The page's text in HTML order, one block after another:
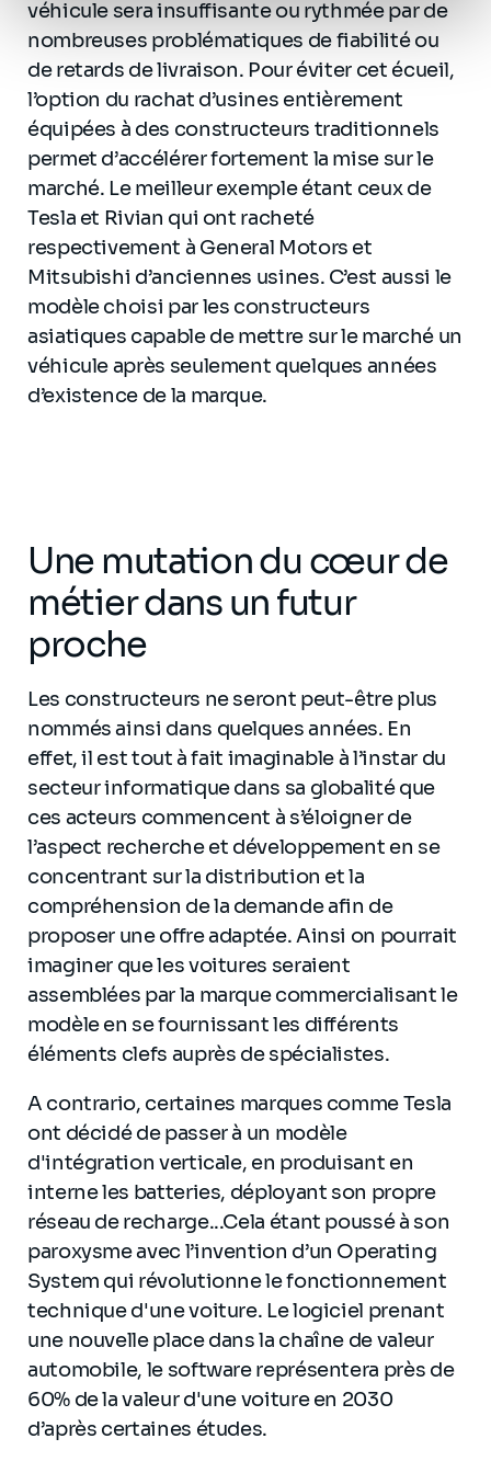
véhicule sera insuffisante ou rythmée par de
nombreuses problématiques de fiabilité ou
de retards de livraison. Pour éviter cet écueil,
l’option du rachat d’usines entièrement
équipées à des constructeurs traditionnels
permet d’accélérer fortement la mise sur le
marché. Le meilleur exemple étant ceux de
Tesla et Rivian qui ont racheté
respectivement à General Motors et
Mitsubishi d’anciennes usines. C’est aussi le
modèle choisi par les constructeurs
asiatiques capable de mettre sur le marché un
véhicule après seulement quelques années
d’existence de la marque.
Une mutation du cœur de
métier dans un futur
proche
Les constructeurs ne seront peut-être plus
nommés ainsi dans quelques années. En
effet, il est tout à fait imaginable à l’instar du
secteur informatique dans sa globalité que
ces acteurs commencent à s’éloigner de
l’aspect recherche et développement en se
concentrant sur la distribution et la
compréhension de la demande afin de
proposer une offre adaptée. Ainsi on pourrait
imaginer que les voitures seraient
assemblées par la marque commercialisant le
modèle en se fournissant les différents
éléments clefs auprès de spécialistes.
A contrario, certaines marques comme Tesla
ont décidé de passer à un modèle
d'intégration verticale, en produisant en
interne les batteries, déployant son propre
réseau de recharge...Cela étant poussé à son
paroxysme avec l’invention d’un Operating
System qui révolutionne le fonctionnement
technique d'une voiture. Le logiciel prenant
une nouvelle place dans la chaîne de valeur
automobile, le software représentera près de
60% de la valeur d'une voiture en 2030
d’après certaines études.